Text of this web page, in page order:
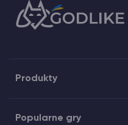
Produkty
Popularne gry